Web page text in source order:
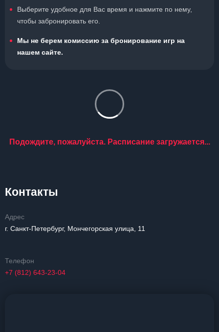
Выберите удобное для Вас время и нажмите по нему,
чтобы забронировать его.
Мы не берем комиссию за бронирование игр на
нашем сайте.
Подождите, пожалуйста. Расписание загружается...
Контакты
Адрес
г. Санкт-Петербург, Мончегорская улица, 11
Телефон
+7 (812) 643-23-04